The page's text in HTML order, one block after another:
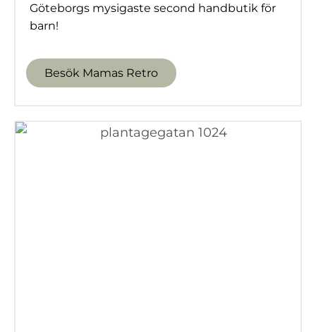
Göteborgs mysigaste second handbutik för
barn!
Besök Mamas Retro